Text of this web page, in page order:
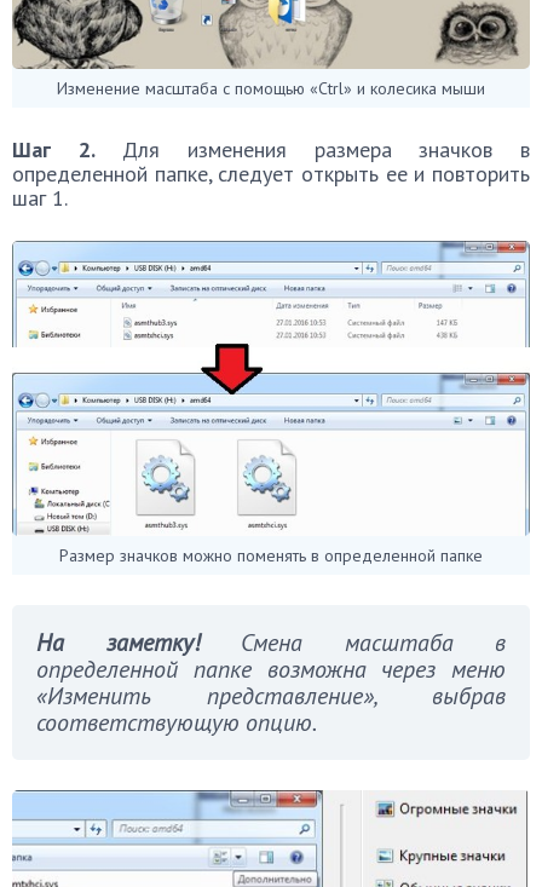
Изменение масштаба с помощью «Ctrl» и колесика мыши
Шаг 2.Для изменения размера значков в
определенной папке, следует открыть ее и повторить
шаг 1.
Размер значков можно поменять в определенной папке
На заметку!Смена масштаба в
определенной папке возможна через меню
«Изменить представление», выбрав
соответствующую опцию.